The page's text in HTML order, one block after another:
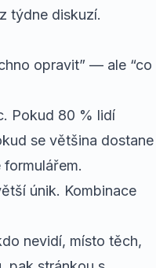
týdne diskuzí.
opravit” — ale “co
Pokud 80 % lidí
se většina dostane
únik. Kombinace
nevidí, místo těch,